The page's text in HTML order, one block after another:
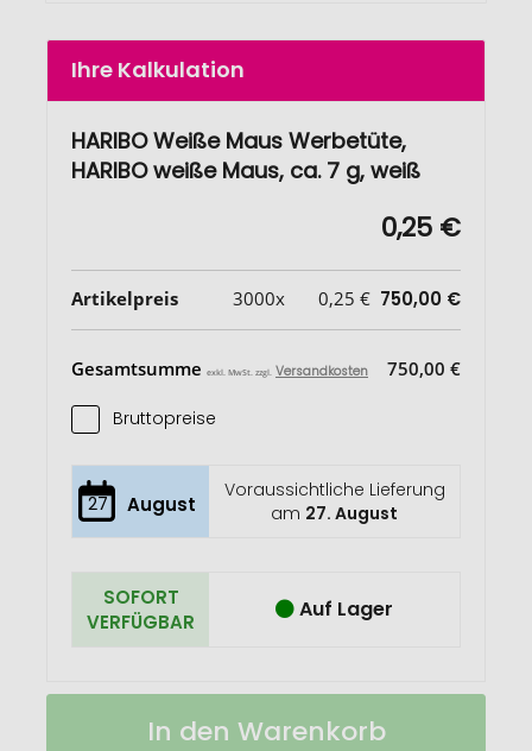
Ihre Kalkulation
HARIBO Weiße Maus Werbetüte,
HARIBO weiße Maus, ca. 7 g, weiß
0,25 €
Artikelpreis 3000x 0,25 € 750,00 €
Gesamtsumme exkl. MwSt. zzgl. Versandkosten 750,00 €
Bruttopreise
27 August
Voraussichtliche Lieferung
am 27. August
SOFORT
VERFÜGBAR
Auf Lager
HARIBO
Auf
In den Warenkorb